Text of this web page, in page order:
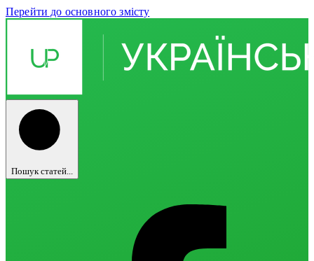
Перейти до основного змісту
Пошук статей...